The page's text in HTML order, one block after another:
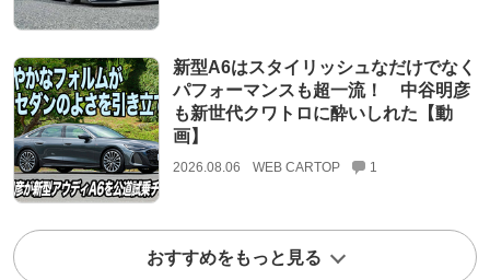
新型A6はスタイリッシュなだけでなく
パフォーマンスも超一流！ 中谷明彦
も新世代クワトロに酔いしれた【動
画】
2026.08.06 WEB CARTOP 1
おすすめをもっと見る